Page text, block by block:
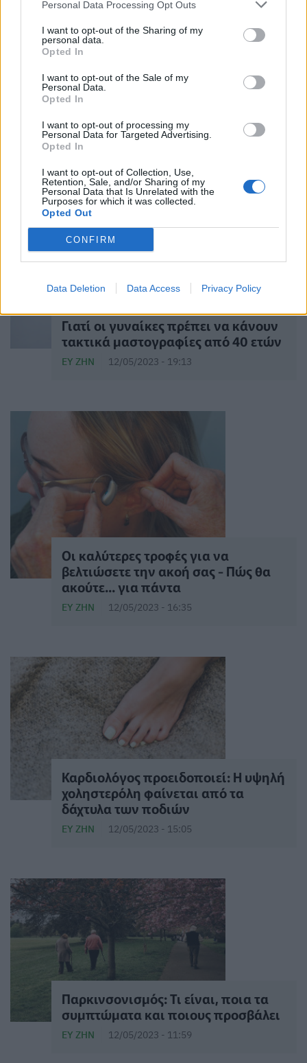
Personal Data Processing Opt Outs
I want to opt-out of the Sharing of my
personal data.
Opted In
I want to opt-out of the Sale of my
Personal Data.
Opted In
I want to opt-out of processing my
Personal Data for Targeted Advertising.
Opted In
I want to opt-out of Collection, Use,
Retention, Sale, and/or Sharing of my
Personal Data that Is Unrelated with the
Purposes for which it was collected.
Opted Out
CONFIRM
Data Deletion Data Access Privacy Policy
Μήλο: 8 λόγοι που να το εντάξουμε
στη διατροφή μας
Γιατί οι γυναίκες πρέπει να κάνουν
τακτικά μαστογραφίες από 40 ετών
ΕΥ ΖΗΝ 12/05/2023 - 19:13
Οι καλύτερες τροφές για να
βελτιώσετε την ακοή σας - Πώς θα
ακούτε... για πάντα
ΕΥ ΖΗΝ 12/05/2023 - 16:35
Καρδιολόγος προειδοποιεί: Η υψηλή
χοληστερόλη φαίνεται από τα
δάχτυλα των ποδιών
ΕΥ ΖΗΝ 12/05/2023 - 15:05
Παρκινσονισμός: Τι είναι, ποια τα
συμπτώματα και ποιους προσβάλει
ΕΥ ΖΗΝ 12/05/2023 - 11:59